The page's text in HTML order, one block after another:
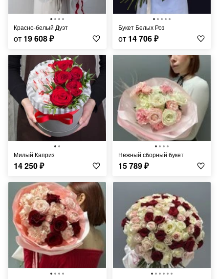
Красно-белый Дуэт
от 19 608₽
Букет Белых Роз
от 14 706₽
Милый Каприз
14 250₽
Нежный сборный букет
15 789₽